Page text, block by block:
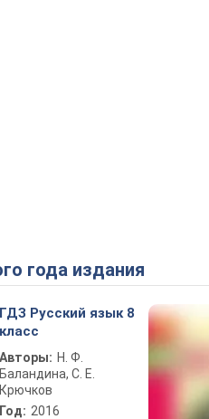
года издания
ГДЗ Русский язык 8
класс
Авторы: Н. Ф.
Баландина, С. Е.
Крючков
Год: 2016